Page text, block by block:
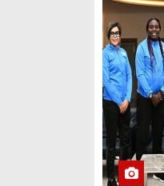
r
t
i
c
l
e